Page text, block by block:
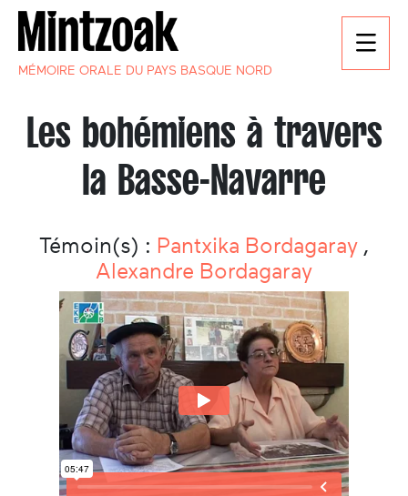
MÉMOIRE ORALE DU PAYS BASQUE NORD
Les bohémiens à travers
la Basse-Navarre
Témoin(s) : Pantxika Bordagaray ,
Alexandre Bordagaray